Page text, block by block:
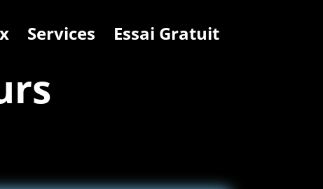
Services Essai Gratuit